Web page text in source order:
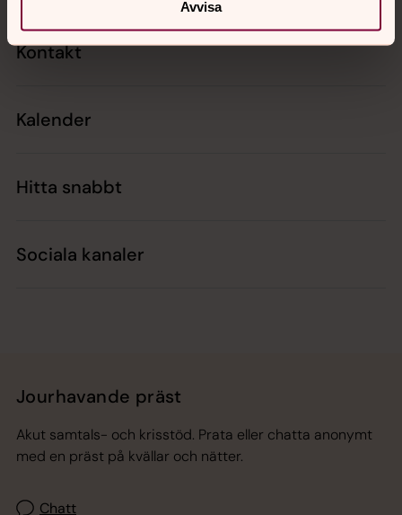
Avvisa
Kontakt
Kalender
Hitta snabbt
Sociala kanaler
Jourhavande präst
Akut samtals- och krisstöd. Prata eller chatta anonymt
med en präst på kvällar och nätter.
Chatt